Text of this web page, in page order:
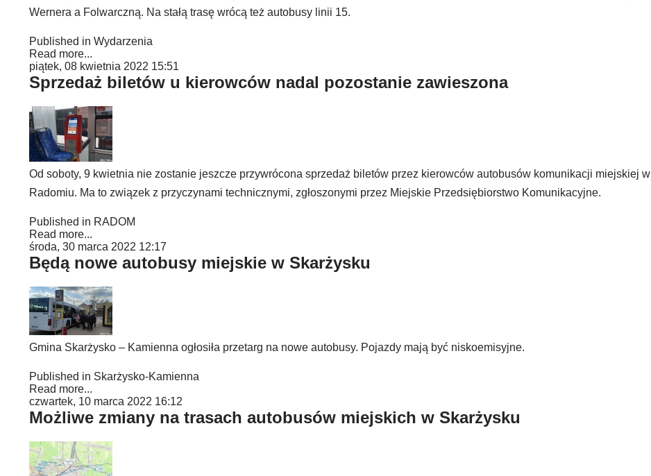
Wernera a Folwarczną. Na stałą trasę wrócą też autobusy linii 15.
Published in Wydarzenia
Read more...
piątek, 08 kwietnia 2022 15:51
Sprzedaż biletów u kierowców nadal pozostanie zawieszona
Od soboty, 9 kwietnia nie zostanie jeszcze przywrócona sprzedaż biletów przez kierowców autobusów komunikacji miejskiej w
Radomiu. Ma to związek z przyczynami technicznymi, zgłoszonymi przez Miejskie Przedsiębiorstwo Komunikacyjne.
Published in RADOM
Read more...
środa, 30 marca 2022 12:17
Będą nowe autobusy miejskie w Skarżysku
Gmina Skarżysko – Kamienna ogłosiła przetarg na nowe autobusy. Pojazdy mają być niskoemisyjne.
Published in Skarżysko-Kamienna
Read more...
czwartek, 10 marca 2022 16:12
Możliwe zmiany na trasach autobusów miejskich w Skarżysku